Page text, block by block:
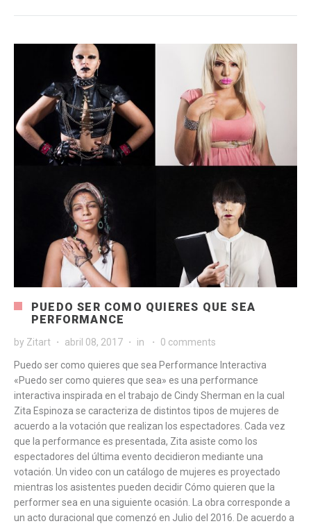
PUEDO SER COMO QUIERES QUE SEA
PERFORMANCE
by Zitart abril 08, 2017 in 0 comments
Puedo ser como quieres que sea Performance Interactiva
«Puedo ser como quieres que sea» es una performance
interactiva inspirada en el trabajo de Cindy Sherman en la cual
Zita Espinoza se caracteriza de distintos tipos de mujeres de
acuerdo a la votación que realizan los espectadores. Cada vez
que la performance es presentada, Zita asiste como los
espectadores del última evento decidieron mediante una
votación. Un video con un catálogo de mujeres es proyectado
mientras los asistentes pueden decidir Cómo quieren que la
performer sea en una siguiente ocasión. La obra corresponde a
un acto duracional que comenzó en Julio del 2016. De acuerdo a